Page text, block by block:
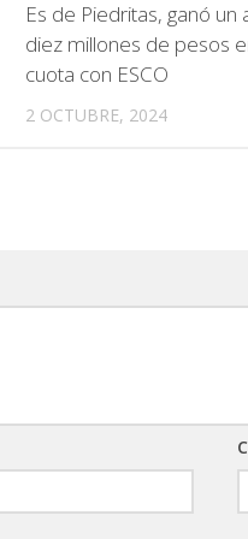
Es de Piedritas, ganó un
diez millones de pesos
cuota con ESCO
2 OCTUBRE, 2024